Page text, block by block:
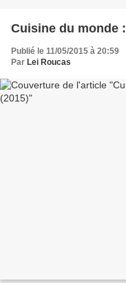
Cuisine du monde
Publié le 11/05/2015 à 20:59
Par Lei Roucas